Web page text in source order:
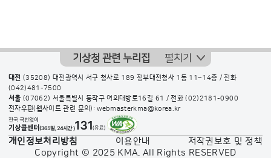
기상청 관련 누리집 펼치기
대전 (35208) 대전광역시 서구 청사로 189 정부대전청사 1동 11~14층 / 전화
(042)481-7500
서울 (07062) 서울특별시 동작구 여의대방로16길 61 / 전화(02)2181-0900
전자우편(웹사이트 관련 문의): webmasterkma@korea.kr
개인정보처리방침 이용안내
저작권보호 및 정책
Copyright © 2025 KMA. All Rights RESERVED